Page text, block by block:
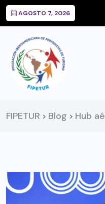
AGOSTO 7, 2026
FIPETUR > Blog > Hub